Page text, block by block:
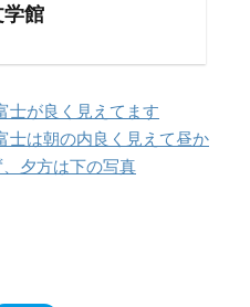
館
が良く見えてます
は朝の内良く見えて昼か
夕方は下の写真